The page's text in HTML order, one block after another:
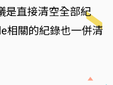
是直接清空全部紀
相關的紀錄也一併清